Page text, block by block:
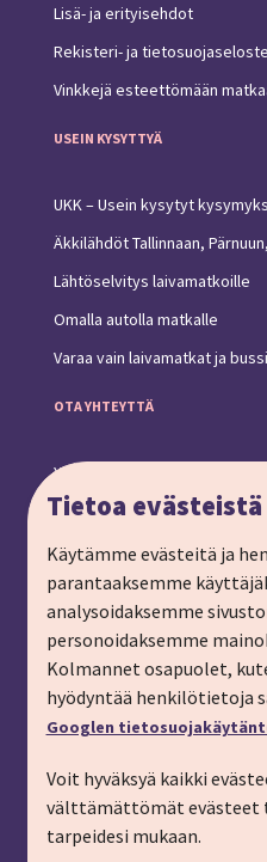
Lisä- ja erityisehdot
Rekisteri- ja tietosuojaseloste
Vinkkejä esteettömään
USEIN KYSYTTYÄ
UKK – Usein kysytyt
Äkkilähdöt Tallinnaan,
Lähtöselvitys laivamatkoille
Omalla autolla matkalle
Varaa vain laivamatkat ja
OTA YHTEYTTÄ
Yhteystiedot ja toimipiste
Anna palautetta
Ryhmämatkat, pyydä tarjous
Tilaa matkalahjakortti
Tilaa esite
Tilaa matkakirje sähköpostiin
Ilmoita passitiedot
Liity kanta-asiakkaaksi
Töihin IMT:lle
YHTEYSTIEDOT
Tietoa evästeistä
Käytämme evästeitä ja
parantaaksemme
analysoidaksemme
personoidaksemme
Kolmannet osapuolet,
hyödyntää henkilötietoja
Googlen
Voit hyväksyä kaikki
välttämättömät evästeet
tarpeidesi mukaan.